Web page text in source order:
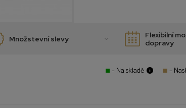
Množstevní slevy
Flexibilní
dopravy
- Na skladě -